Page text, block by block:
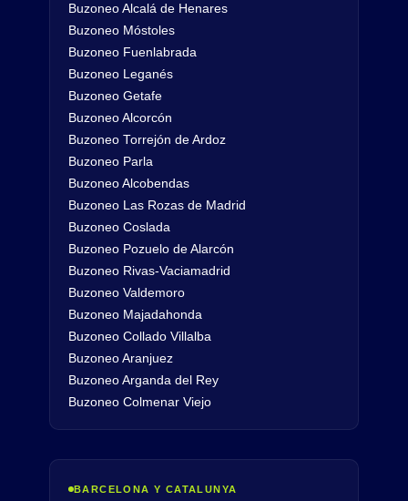
Buzoneo Alcalá de Henares
Buzoneo Móstoles
Buzoneo Fuenlabrada
Buzoneo Leganés
Buzoneo Getafe
Buzoneo Alcorcón
Buzoneo Torrejón de Ardoz
Buzoneo Parla
Buzoneo Alcobendas
Buzoneo Las Rozas de Madrid
Buzoneo Coslada
Buzoneo Pozuelo de Alarcón
Buzoneo Rivas-Vaciamadrid
Buzoneo Valdemoro
Buzoneo Majadahonda
Buzoneo Collado Villalba
Buzoneo Aranjuez
Buzoneo Arganda del Rey
Buzoneo Colmenar Viejo
BARCELONA Y CATALUNYA